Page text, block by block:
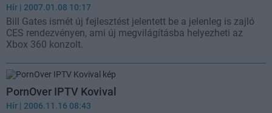
Hír | 2007.01.08 10:17
Bill Gates ismét új fejlesztést jelentett be a jelenleg is zajló
CES rendezvényen, ami új megvilágításba helyezheti az
Xbox 360 konzolt.
PornOver IPTV Kovival
Hír | 2006.11.16 08:43